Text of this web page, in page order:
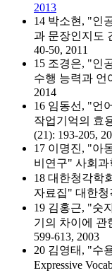
2013
14 박소현, "인
과 문장인지도
40-50, 2011
15 조경은, "인
수행 능력과 언
2014
16 임동선, "언
작업기억의 효
(21): 193-205,
17 이명진, "아
비연구" 사회과
18 대한청각학
자료집" 대한청
19 김홍근, "숫
기의 차이에 관
599-613, 2003
20 김영태, "수
Expressive